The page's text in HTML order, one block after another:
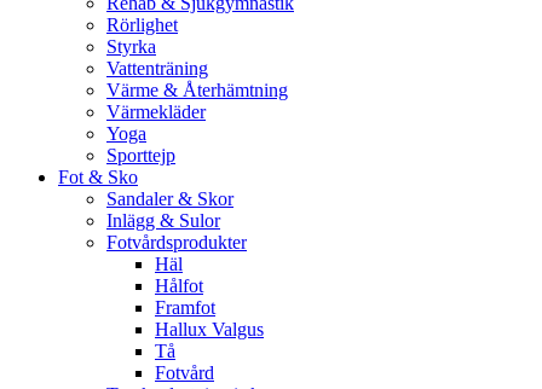
Rörlighet
Styrka
Vattenträning
Värme & Återhämtning
Värmekläder
Yoga
Sporttejp
Fot & Sko
Sandaler & Skor
Inlägg & Sulor
Fotvårdsprodukter
Häl
Hålfot
Framfot
Hallux Valgus
Tå
Fotvård